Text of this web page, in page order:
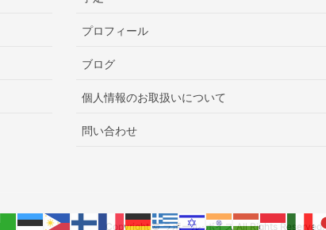
プロフィール
ブログ
個人情報のお取扱いについて
問い合わせ
Copyright © ラポール･ボイス All Rights Reserved.